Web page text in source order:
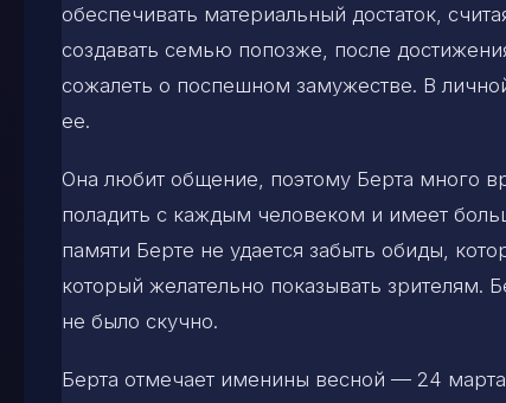
обеспечивать материальный достаток,
создавать семью попозже, после
сожалеть о поспешном замужестве. В
ее.
Она любит общение, поэтому Берта много
поладить с каждым человеком и имеет
памяти Берте не удается забыть обиды,
который желательно показывать
не было скучно.
Берта отмечает именины весной — 24